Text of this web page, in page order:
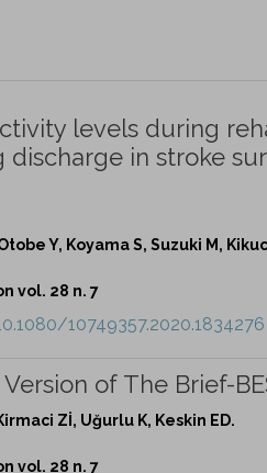
levels during
in stroke
Y, Koyama S, Suzuki M,
vol. 28 n. 7
10749357.2020.1834276
of The Brief-
Zİ, Uğurlu K, Keskin ED.
vol. 28 n. 7